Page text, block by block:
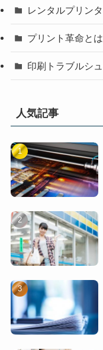
レンタルプリン
プリント革命とは
印刷トラブルシ
人気記事